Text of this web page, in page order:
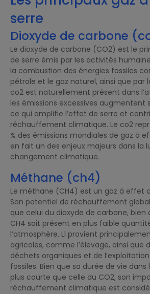
serre
Dioxyde de carbone
Le dioxyde de carbone (CO2) est le
de serre émis par les activités
la combustion des énergies fossiles
pétrole et le gaz naturel, ainsi que par
co2 est naturellement présent dans
les émissions excessives augmentent
ce qui amplifie l’effet de serre et
réchauffement climatique. Le co2
% des émissions mondiales de gaz à
en fait un des enjeux majeurs dans la
changement climatique.
Méthane (ch4)
Le méthane (CH4) est un gaz à effet
Son potentiel de réchauffement
que celui du dioxyde de carbone,
CH4 soit présent en plus faible
l’atmosphère. Ll provient
agricoles, comme l’élevage, ainsi que
déchets organiques et de
fossiles. Bien que sa durée de vie dans
plus courte que celle du CO2, son
réchauffement climatique est